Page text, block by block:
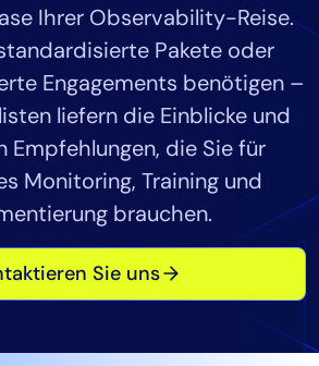
Ihrer Observability-Reise.
Pakete oder
Engagements benötigen –
liefern die Einblicke und
Empfehlungen, die Sie für
Monitoring, Training und
brauchen.
Sie uns